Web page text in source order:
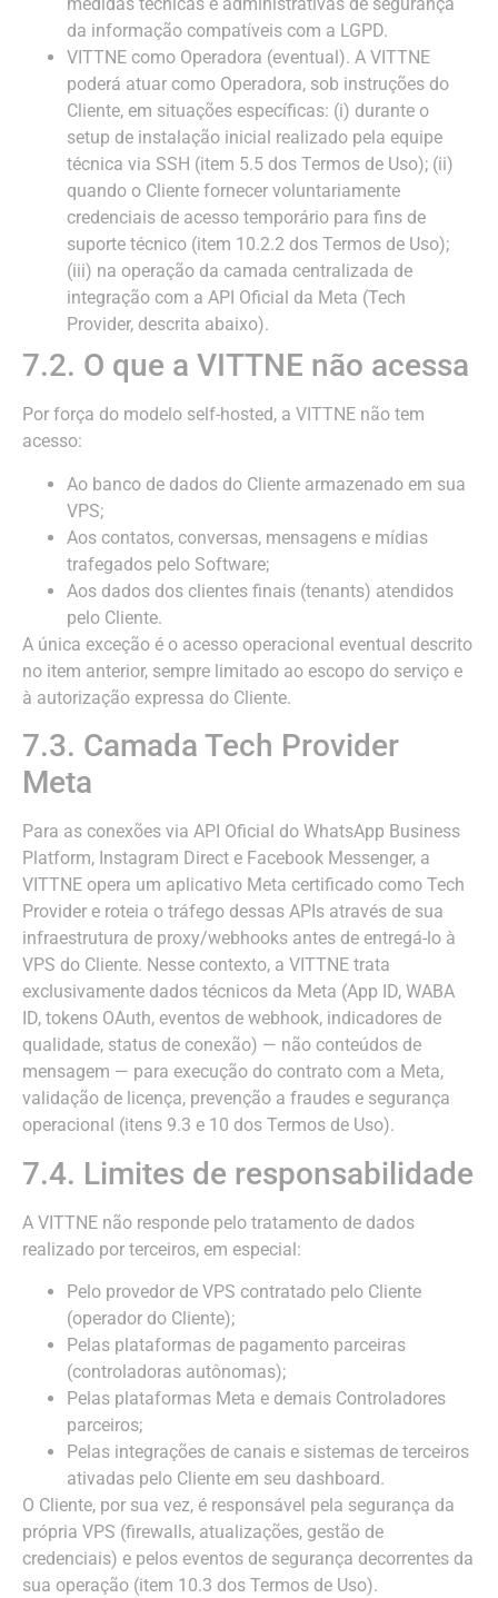
medidas técnicas e administrativas de segurança
da informação compatíveis com a LGPD.
VITTNE como Operadora (eventual). A VITTNE
poderá atuar como Operadora, sob instruções do
Cliente, em situações específicas: (i) durante o
setup de instalação inicial realizado pela equipe
técnica via SSH (item 5.5 dos Termos de Uso); (ii)
quando o Cliente fornecer voluntariamente
credenciais de acesso temporário para fins de
suporte técnico (item 10.2.2 dos Termos de Uso);
(iii) na operação da camada centralizada de
integração com a API Oficial da Meta (Tech
Provider, descrita abaixo).
7.2. O que a VITTNE não acessa
Por força do modelo self-hosted, a VITTNE não tem
acesso:
Ao banco de dados do Cliente armazenado em sua
VPS;
Aos contatos, conversas, mensagens e mídias
trafegados pelo Software;
Aos dados dos clientes finais (tenants) atendidos
pelo Cliente.
A única exceção é o acesso operacional eventual descrito
no item anterior, sempre limitado ao escopo do serviço e
à autorização expressa do Cliente.
7.3. Camada Tech Provider
Meta
Para as conexões via API Oficial do WhatsApp Business
Platform, Instagram Direct e Facebook Messenger, a
VITTNE opera um aplicativo Meta certificado como Tech
Provider e roteia o tráfego dessas APIs através de sua
infraestrutura de proxy/webhooks antes de entregá-lo à
VPS do Cliente. Nesse contexto, a VITTNE trata
exclusivamente dados técnicos da Meta (App ID, WABA
ID, tokens OAuth, eventos de webhook, indicadores de
qualidade, status de conexão) — não conteúdos de
mensagem — para execução do contrato com a Meta,
validação de licença, prevenção a fraudes e segurança
operacional (itens 9.3 e 10 dos Termos de Uso).
7.4. Limites de responsabilidade
A VITTNE não responde pelo tratamento de dados
realizado por terceiros, em especial:
Pelo provedor de VPS contratado pelo Cliente
(operador do Cliente);
Pelas plataformas de pagamento parceiras
(controladoras autônomas);
Pelas plataformas Meta e demais Controladores
parceiros;
Pelas integrações de canais e sistemas de terceiros
ativadas pelo Cliente em seu dashboard.
O Cliente, por sua vez, é responsável pela segurança da
própria VPS (firewalls, atualizações, gestão de
credenciais) e pelos eventos de segurança decorrentes da
sua operação (item 10.3 dos Termos de Uso).